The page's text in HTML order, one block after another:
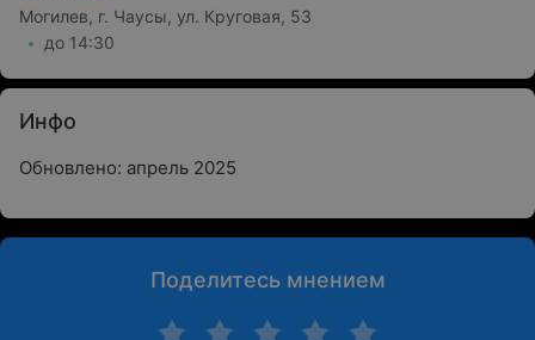
Могилев, г. Чаусы, ул. Круговая, 53
до 14:30
Инфо
Обновлено: апрель 2025
Поделитесь мнением